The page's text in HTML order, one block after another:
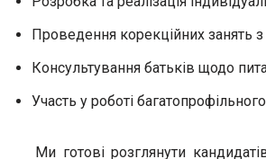
Проведення корекційних занять з
Консультування батьків щодо
Участь у роботі
Ми готові розглянути